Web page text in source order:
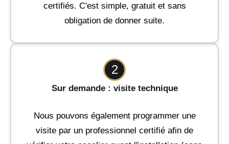
certifiés. C'est simple, gratuit et sans
obligation de donner suite.
2
Sur demande : visite technique
Nous pouvons également programmer une
visite par un professionnel certifié afin de